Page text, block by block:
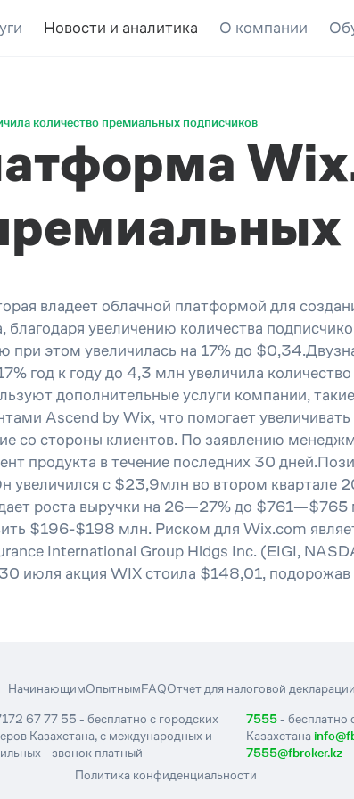
Новости и аналитика О компании
количество премиальных подписчиков
владеет облачной платформой для
увеличению количества
этом увеличилась на 17% до
год к году до 4,3 млн увеличила количество
дополнительные услуги компании,
Ascend by Wix, что помогает
со стороны клиентов. По заявлению
продукта в течение последних 30
увеличился с $23,9млн во втором
роста выручки на 26—27% до $761—$765
$196-$198 млн. Риском для Wix.com
International Group Hldgs Inc. (EIGI,
июля акция WIX стоила $148,01, подорожав
НачинающимОпытнымFAQОтчет для налоговой декларации
67 77 55 - бесплатно с городских
Казахстана, с международных и
- звонок платный
7555- бесплатно
Казахстана
7555@fbroker.kz
Политика конфиденциальности